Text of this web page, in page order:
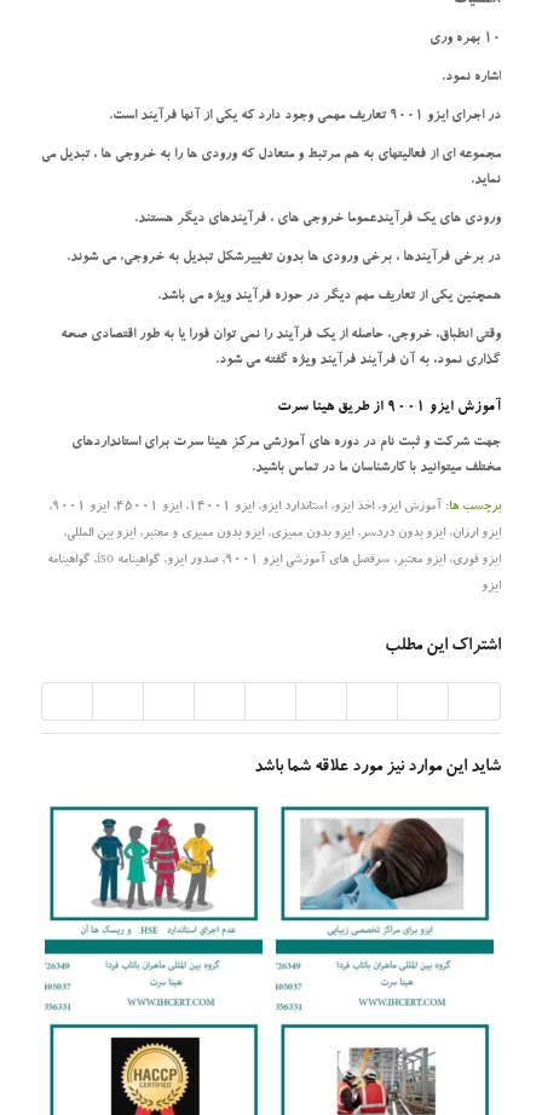
10 بهره وری
اشاره نمود.
در اجرای ایزو 9001 تعاریف مهمی وجود دارد که یکی از آنها فرآیند است.
مجموعه ای از فعالیتهای به هم مرتبط و متعادل که ورودی ها را به خروجی ها ، تبدیل می
نماید.
ورودی های یک فرآیندعموما خروجی های ، فرآیندهای دیگر هستند.
در برخی فرآیندها ، برخی ورودی ها بدون تغییرشکل تبدیل به خروجی، می شوند.
همچنین یکی از تعاریف مهم دیگر در حوزه فرآیند ویژه می باشد.
وقتی انطباق، خروجی، حاصله از یک فرآیند را نمی توان فورا یا به طور اقتصادی صحه
گذاری نمود، به آن فرآیند فرآیند ویژه گفته می شود.
آموزش ایزو 9001 از طریق هینا سرت
جهت شرکت و ثبت نام در دوره های آموزشی مرکز هینا سرت برای استانداردهای
مختلف میتوانید با کارشناسان ما در تماس باشید.
برچسب ها: آموزش ایزو, اخذ ایزو, استاندارد ایزو, ایزو 14001 , ایزو 45001 , ایزو 9001
,
ایزو ارزان, ایزو بدون دردسر, ایزو بدون ممیزی, ایزو بدون ممیزی و معتبر, ایزو بین المللی,
ایزو فوری, ایزو معتبر, سرفصل های آموزشی ایزو 9001 ,صدور ایزو, گواهینامه iso , گواهینامه
ایزو
اشتراک این مطلب
شاید این موارد نیز مورد علاقه شما باشد